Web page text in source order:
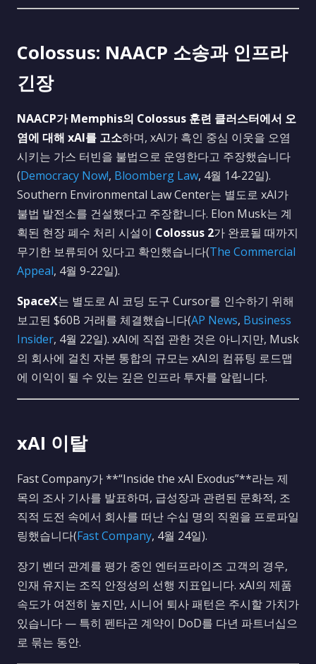
Colossus: NAACP 소송과 인프라
긴장
NAACP가 Memphis의 Colossus 훈련 클러스터에서 오
염에 대해 xAI를 고소하며, xAI가 흑인 중심 이웃을 오염
시키는 가스 터빈을 불법으로 운영한다고 주장했습니다
(Democracy Now!, Bloomberg Law, 4월 14-22일).
Southern Environmental Law Center는 별도로 xAI가
불법 발전소를 건설했다고 주장합니다. Elon Musk는 계
획된 현장 폐수 처리 시설이 Colossus 2가 완료될 때까지
무기한 보류되어 있다고 확인했습니다(The Commercial
Appeal, 4월 9-22일).
SpaceX는 별도로 AI 코딩 도구 Cursor를 인수하기 위해
보고된 $60B 거래를 체결했습니다(AP News, Business
Insider, 4월 22일). xAI에 직접 관한 것은 아니지만, Musk
의 회사에 걸친 자본 통합의 규모는 xAI의 컴퓨팅 로드맵
에 이익이 될 수 있는 깊은 인프라 투자를 알립니다.
xAI 이탈
Fast Company가 **“Inside the xAI Exodus”**라는 제
목의 조사 기사를 발표하며, 급성장과 관련된 문화적, 조
직적 도전 속에서 회사를 떠난 수십 명의 직원을 프로파일
링했습니다(Fast Company, 4월 24일).
장기 벤더 관계를 평가 중인 엔터프라이즈 고객의 경우,
인재 유지는 조직 안정성의 선행 지표입니다. xAI의 제품
속도가 여전히 높지만, 시니어 퇴사 패턴은 주시할 가치가
있습니다 — 특히 펜타곤 계약이 DoD를 다년 파트너십으
로 묶는 동안.